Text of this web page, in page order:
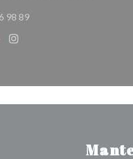
98 89
((abre numa nova
Instagram ((abre numa